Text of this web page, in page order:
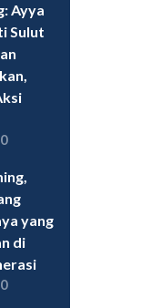
Ayya
Sulut
yang
di